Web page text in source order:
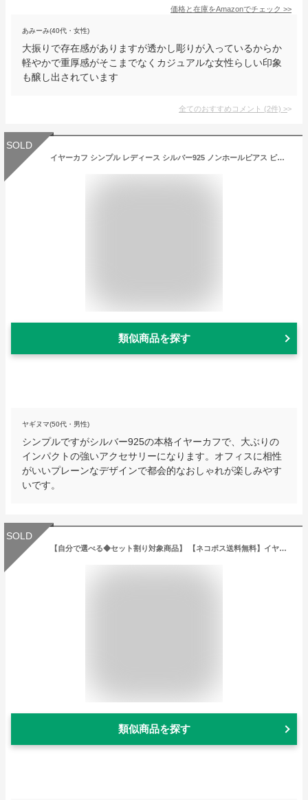
価格と在庫をAmazonでチェック >>
あみーみ(40代・女性)
大振りで存在感がありますが透かし彫りが入っているからか
軽やかで重厚感がそこまでなくカジュアルな女性らしい印象
も醸し出されています
全てのおすすめコメント (2件) >
SOLD
イヤーカフ シンプル レディース シルバー925 ノンホールピアス ピアリング 大ぶり 【PALUNI パルニ】 18k ゴールド仕上げ イヤリング Silver925 金属アレルギー対応 片耳用 フック ピアス カジュアル フォーマル おしゃれ
類似商品を探す
ヤギヌマ(50代・男性)
シンプルですがシルバー925の本格イヤーカフで、大ぶりの
インパクトの強いアクセサリーになります。オフィスに相性
がいいプレーンなデザインで都会的なおしゃれが楽しみやす
いです。
SOLD
【自分で選べる◆セット割り対象商品】 【ネコポス送料無料】イヤーカフ ウェアリング イヤリング 片耳用 金属アレルギー対応 リング 3リング サークル メタル ゴールド シルバー 金 銀 ニッケルフリー 安心 重ね付け 大ぶり トレンド シンプル レディース 女性
類似商品を探す